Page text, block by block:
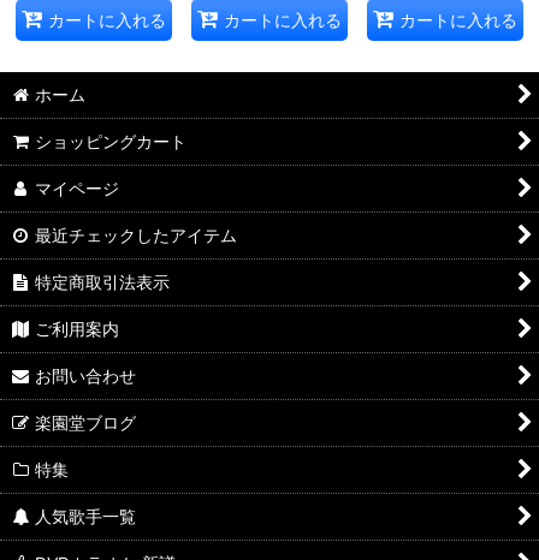
カートに入れる カートに入れる カートに入れる
ホーム
ショッピングカート
マイページ
最近チェックしたアイテム
特定商取引法表示
ご利用案内
お問い合わせ
楽園堂ブログ
特集
人気歌手一覧